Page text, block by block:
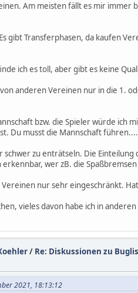
Am meisten fällt es mir immer
gibt Transferphasen, da kaufen
ich es toll, aber gibt es keine
anderen Vereinen nur in die 1.
bzw. die Spieler würde ich
Du musst die Mannschaft
schwer zu enträtseln. Die
wer zB. die
nur sehr eingeschränkt.
vieles davon habe ich in
/ Re: Diskussionen zu
2021, 18:13:12